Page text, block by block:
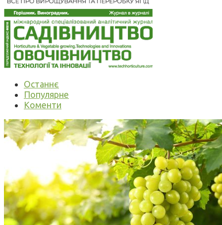
Останнє
Популярне
Коменти